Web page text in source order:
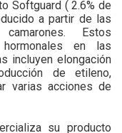
Softguard ( 2.6% de
a partir de las
Estos
en las
incluyen elongación
de etileno,
varias acciones de
su producto